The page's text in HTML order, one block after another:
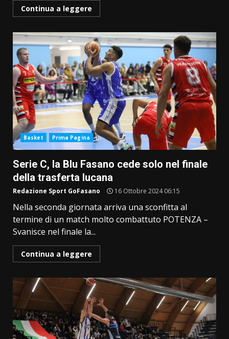
Continua a leggere
Basket Prima Pagina
Serie C, la Blu Fasano cede solo nel finale
della trasferta lucana
Redazione Sport GoFasano 16 Ottobre 2024 06:15
Nella seconda giornata arriva una sconfitta al
termine di un match molto combattuto POTENZA –
Svanisce nel finale la...
Continua a leggere